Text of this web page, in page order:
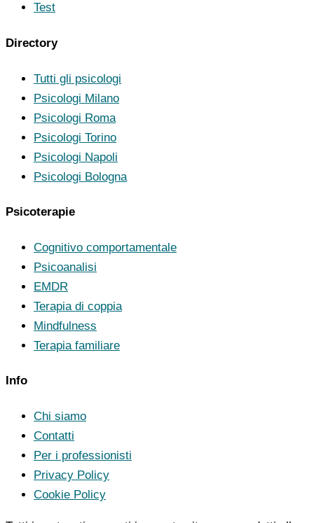
Test
Directory
Tutti gli psicologi
Psicologi Milano
Psicologi Roma
Psicologi Torino
Psicologi Napoli
Psicologi Bologna
Psicoterapie
Cognitivo comportamentale
Psicoanalisi
EMDR
Terapia di coppia
Mindfulness
Terapia familiare
Info
Chi siamo
Contatti
Per i professionisti
Privacy Policy
Cookie Policy